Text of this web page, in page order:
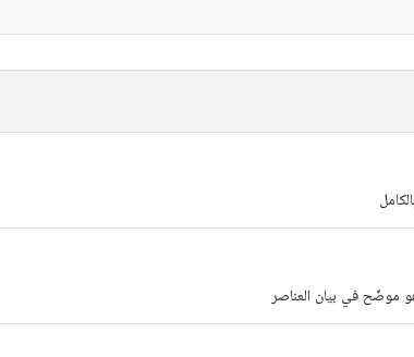
موضّح في بيان العناصر